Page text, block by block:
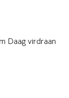
Daag virdraan